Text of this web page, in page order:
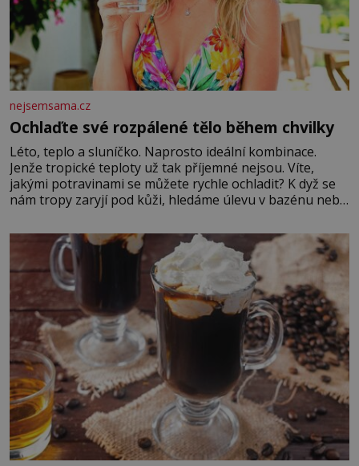
nejsemsama.cz
Ochlaďte své rozpálené tělo během chvilky
Léto, teplo a sluníčko. Naprosto ideální kombinace.
Jenže tropické teploty už tak příjemné nejsou. Víte,
jakými potravinami se můžete rychle ochladit? K dyž se
nám tropy zaryjí pod kůži, hledáme úlevu v bazénu nebo
blízkosti. Nemusíte však zoufat. Pokud budete mít
promyšlený jídelníček, žadné pařáky si na vás